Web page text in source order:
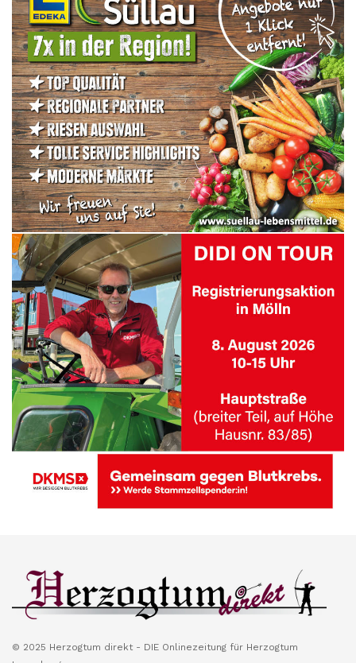
© 2025 Herzogtum direkt - DIE Onlinezeitung für Herzogtum